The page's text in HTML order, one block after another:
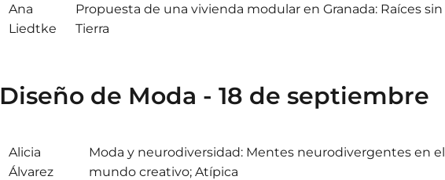
Ana
Liedtke
Propuesta de una vivienda modular en Granada: Raíces sin
Tierra
Diseño de Moda - 18 de septiembre
Alicia
Álvarez
Moda y neurodiversidad: Mentes neurodivergentes en el
mundo creativo; Atípica